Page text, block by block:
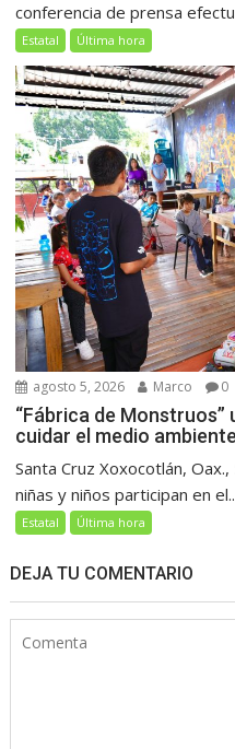
conferencia de prensa
Estatal Última hora
agosto 5, 2026 Marco 0
“Fábrica de
cuidar el medio
Santa Cruz Xoxocotlán,
niñas y niños participan en
Estatal Última hora
DEJA TU COMENTARIO